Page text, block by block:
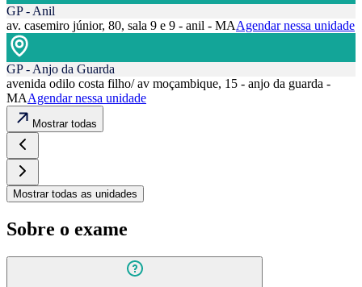
GP - Anil
av. casemiro júnior, 80, sala 9 e 9 - anil - MAAgendar nessa unidade
GP - Anjo da Guarda
avenida odilo costa filho/ av moçambique, 15 - anjo da guarda -
MAAgendar nessa unidade
Mostrar todas
Mostrar todas as unidades
Sobre o exame